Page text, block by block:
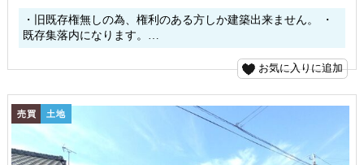
・旧既存権無しの為、権利のある方しか建築出来ません。 ・
既存集落内になります。…
お気に入りに追加
売買 土地